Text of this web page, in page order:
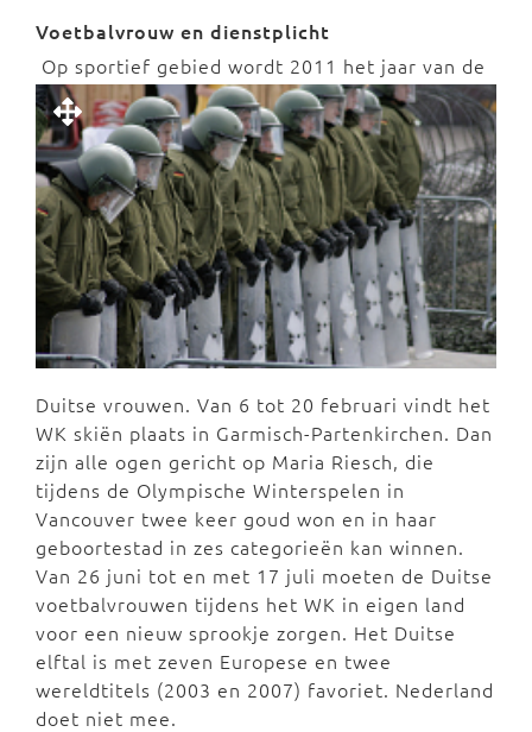
Voetbalvrouw en dienstplicht
Op sportief gebied wordt 2011 het jaar van de
Duitse vrouwen. Van 6 tot 20 februari vindt het
WK skiën plaats in Garmisch-Partenkirchen. Dan
zijn alle ogen gericht op Maria Riesch, die
tijdens de Olympische Winterspelen in
Vancouver twee keer goud won en in haar
geboortestad in zes categorieën kan winnen.
Van 26 juni tot en met 17 juli moeten de Duitse
voetbalvrouwen tijdens het WK in eigen land
voor een nieuw sprookje zorgen. Het Duitse
elftal is met zeven Europese en twee
wereldtitels (2003 en 2007) favoriet. Nederland
doet niet mee.